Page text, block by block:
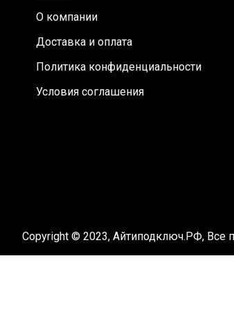
О компании
Доставка и оплата
Политика конфиденциальности
Условия соглашения
Copyright © 2023, Айтиподключ.РФ, Все